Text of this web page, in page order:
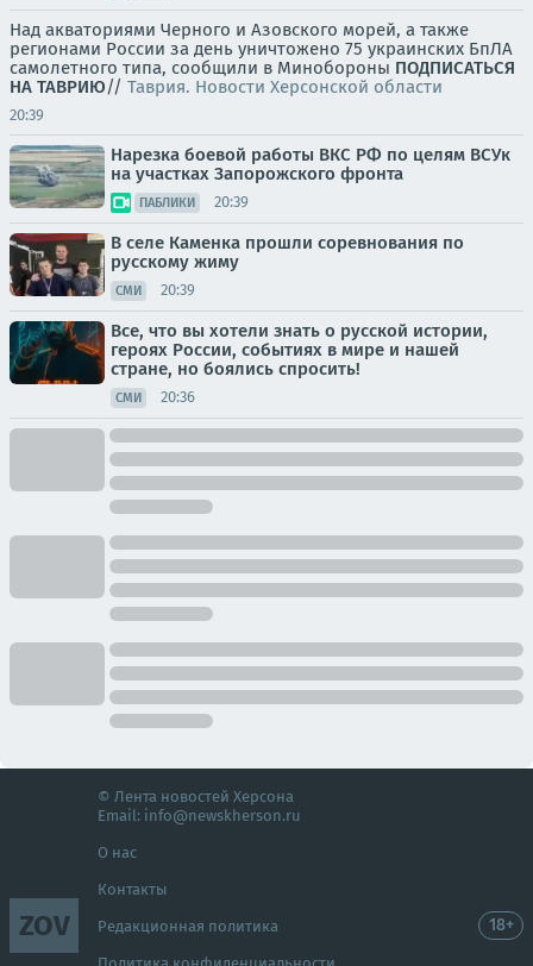
Над акваториями Черного и Азовского морей, а также
регионами России за день уничтожено 75 украинских БпЛА
самолетного типа, сообщили в Минобороны ПОДПИСАТЬСЯ
НА ТАВРИЮ// Таврия. Новости Херсонской области
20:39
Нарезка боевой работы ВКС РФ по целям ВСУк
на участках Запорожского фронта
ПАБЛИКИ 20:39
В селе Каменка прошли соревнования по
русскому жиму
СМИ 20:39
Все, что вы хотели знать о русской истории,
героях России, событиях в мире и нашей
стране, но боялись спросить!
СМИ 20:36
ZOV
© Лента новостей Херсона
Email: info@newskherson.ru
О нас
Контакты
Редакционная политика 18+